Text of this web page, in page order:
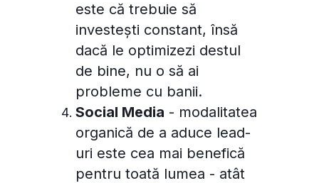
este că trebuie să
investești constant, însă
dacă le optimizezi destul
de bine, nu o să ai
probleme cu banii.
Social Media - modalitatea
organică de a aduce lead-
uri este cea mai benefică
pentru toată lumea - atât